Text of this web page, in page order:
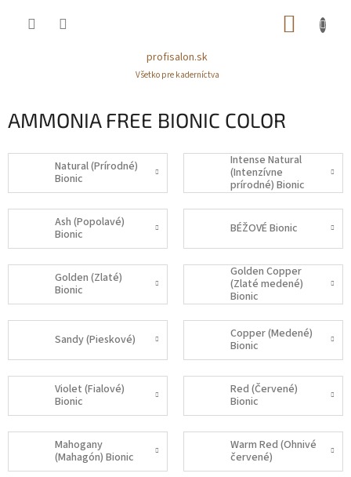
profisalon.sk
Všetko pre kaderníctva
AMMONIA FREE BIONIC COLOR
Natural (Prírodné)
Bionic
Intense Natural
(Intenzívne
prírodné) Bionic
Ash (Popolavé)
Bionic
BÉŽOVÉ Bionic
Golden (Zlaté)
Bionic
Golden Copper
(Zlaté medené)
Bionic
Sandy (Pieskové)
Copper (Medené)
Bionic
Violet (Fialové)
Bionic
Red (Červené)
Bionic
Mahogany
(Mahagón) Bionic
Warm Red (Ohnivé
červené)